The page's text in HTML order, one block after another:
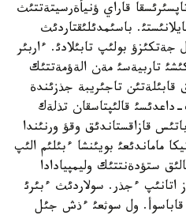
قاراي ؤنيأةرسيتةتتئث
باسئمدئلئقتاردئث
جةتكئزؤ بولئپ تابئلادئ. ءاربئر
تاربيةسئ مةن الةؤمةتتئك
قابئلةتئن تاجئريبة جذزئندة
داعدئسئ قالئپتاسقان تذلةك
قازاقستاندئق وقؤ ورنئندا
ماماندئعئ بويئنشا ءبئلئم الئپ
ستؤدةنتتئك وليمپيادادا
اتانئپ ءجذر. سولاردئث ءبئرئ
قاباسوأ. ول سوثعئ ءذش جئل